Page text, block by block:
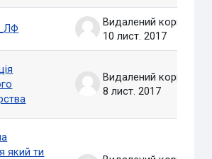
10 лист. 2017
8 лист. 2017
який ти